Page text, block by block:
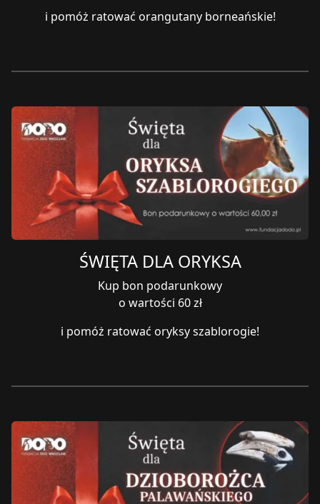
i pomóż ratować orangutany borneańskie!
ŚWIĘTA DLA ORYKSA
Kup bon podarunkowy
o wartości 60 zł
i pomóż ratować oryksy szablorogie!